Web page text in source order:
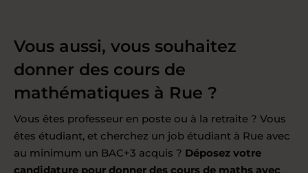
Vous aussi, vous souhaitez
donner des cours de
mathématiques à Rue ?
Vous êtes professeur en poste ou à la retraite ? Vous
êtes étudiant, et cherchez un job étudiant à Rue avec
au minimum un BAC+3 acquis ? Déposez votre
candidature pour donner des cours de maths avec